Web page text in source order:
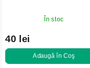
În stoc
40 lei
Adaugă în Coş